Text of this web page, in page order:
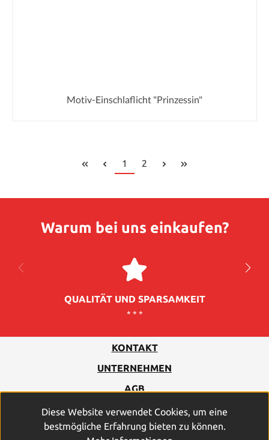
Motiv-Einschlaflicht "Prinzessin"
Seite
1 Seite
2
Warum bei uns einkaufen?
QUALITÄT UND SPARSAMKEIT
* * *
KONTAKT
UNTERNEHMEN
AGB
DATENSCHUTZ
IMPRESSUM
Diese Website verwendet Cookies, um eine
bestmögliche Erfahrung bieten zu können.